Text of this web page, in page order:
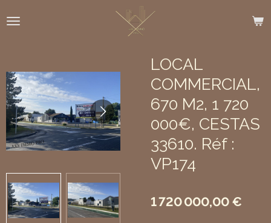
au
LOCAL
COMMERCIAL,
670 M2, 1 720
000€, CESTAS
33610. Réf :
VP174
1 720 000,00 €